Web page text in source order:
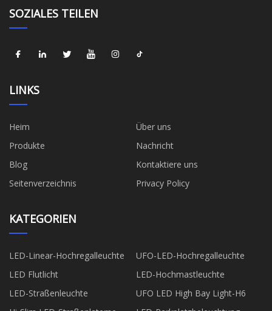
SOZIALES TEILEN
LINKS
Heim
Über uns
Produkte
Nachricht
Blog
Kontaktiere uns
Seitenverzeichnis
Privacy Policy
KATEGORIEN
LED-Linear-Hochregalleuchte
UFO-LED-Hochregalleuchte
LED Flutlicht
LED-Hochmastleuchte
LED-Straßenleuchte
UFO LED High Bay Light-H6